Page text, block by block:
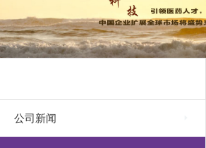
公司新闻